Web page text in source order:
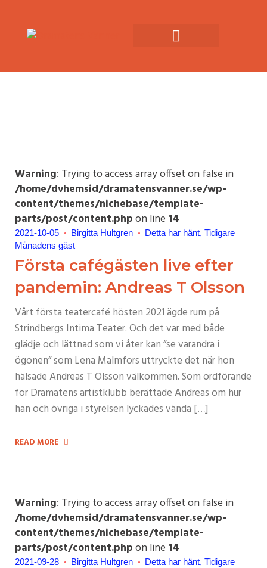
Warning: Trying to access array offset on false in
/home/dvhemsid/dramatensvanner.se/wp-
content/themes/nichebase/template-
parts/post/content.phpon line 14
2021-10-05 Birgitta Hultgren Detta har hänt Tidigare
Månadens gäst
Första cafégästen live efter
pandemin: Andreas T Olsson
Vårt första teatercafé hösten 2021 ägde rum på
Strindbergs Intima Teater. Och det var med både
glädje och lättnad som vi åter kan ”se varandra i
ögonen” som Lena Malmfors uttryckte det när hon
hälsade Andreas T Olsson välkommen. Som ordförande
för Dramatens artistklubb berättade Andreas om hur
han och övriga i styrelsen lyckades vända […]
READ MORE
Warning: Trying to access array offset on false in
/home/dvhemsid/dramatensvanner.se/wp-
content/themes/nichebase/template-
parts/post/content.phpon line 14
2021-09-28 Birgitta Hultgren Detta har hänt Tidigare